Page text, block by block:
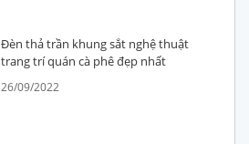
Đèn thả trần khung sắt nghệ thuật
trang trí quán cà phê đẹp nhất
26/09/2022